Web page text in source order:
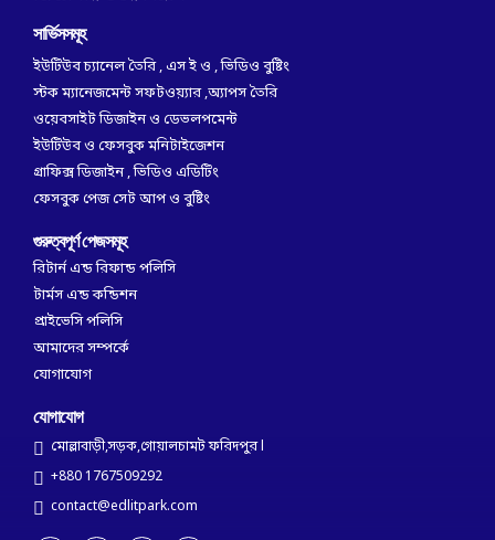
সার্ভিসসমূহ
ইউটিউব চ্যানেল তৈরি , এস ই ও , ভিডিও বুষ্টিং
স্টক ম্যানেজমেন্ট সফটওয়্যার ,অ্যাপস তৈরি
ওয়েবসাইট ডিজাইন ও ডেভলপমেন্ট
ইউটিউব ও ফেসবুক মনিটাইজেশন
গ্রাফিক্স ডিজাইন , ভিডিও এডিটিং
ফেসবুক পেজ সেট আপ ও বুষ্টিং
গুরুত্বপূর্ণ পেজসমূহ
রিটার্ন এন্ড রিফান্ড পলিসি
টার্মস এন্ড কন্ডিশন
প্রাইভেসি পলিসি
আমাদের সম্পর্কে
যোগাযোগ
যোগাযোগ
মোল্লাবাড়ী,সড়ক,গোয়ালচামট ফরিদপুর l
+880 1767509292
contact@edlitpark.com